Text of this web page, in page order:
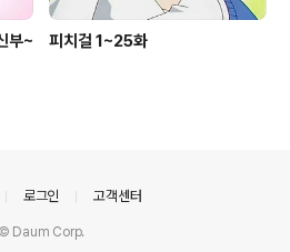
부~
피치걸 1~25화
로그인 고객센터
© Daum Corp.